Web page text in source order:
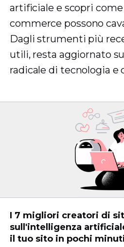
artificiale e scopri
commerce possono
Dagli strumenti più
utili, resta aggiornato
radicale di tecnologia e
I 7 migliori creatori di
sull'intelligenza
il tuo sito in pochi